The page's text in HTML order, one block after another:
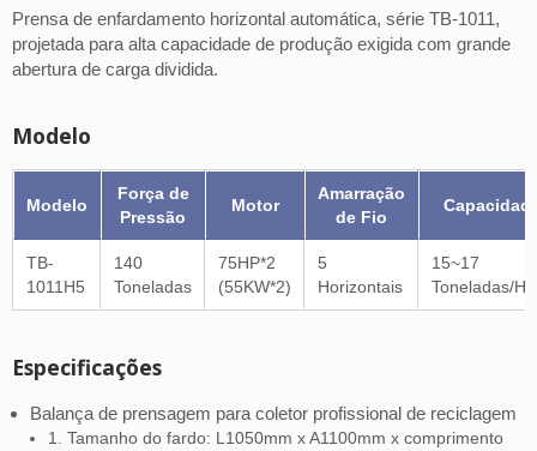
Prensa de enfardamento horizontal automática, série TB-1011,
projetada para alta capacidade de produção exigida com grande
abertura de carga dividida.
Modelo
Modelo
Força de
Pressão
Motor
Amarração
de Fio
TB-
1011H5
140
Toneladas
75HP*2
(55KW*2)
5
Horizontais
15~17
Toneladas/
Especificações
Balança de prensagem para coletor profissional de reciclagem
1. Tamanho do fardo: L1050mm x A1100mm x comprimento